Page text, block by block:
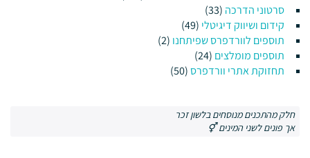
סרטוני הדרכה(33)
קידום ושיווק דיגיטלי(49)
תוספים לוורדפרס שפיתחנו(2)
תוספים מומלצים(24)
תחזוקת אתרי וורדפרס(50)
חלק מהתכנים מנוסחים בלשון זכר
אך פונים לשני המינים ⚥